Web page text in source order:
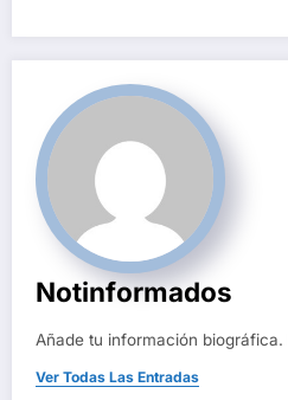
Notinformados
Añade tu información biográfica.
Ver Todas Las Entradas